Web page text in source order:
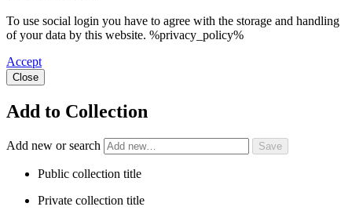
To use social login you have to agree with the storage and handling
of your data by this website. %privacy_policy%
Accept
Close
Add to Collection
Add new or search
Public collection title
Private collection title